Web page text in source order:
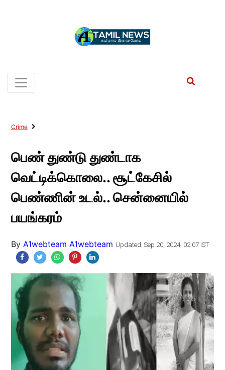
Crime
பெண் துண்டு துண்டாக
வெட்டிக்கொலை.. சூட்கேசில்
பெண்ணின் உடல்.. சென்னையில்
பயங்கரம்
By A1webteam A1webteam Updated: Sep 20, 2024, 02:07 IST